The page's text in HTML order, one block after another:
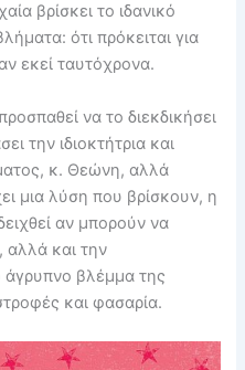
βρίσκει το ιδανικό
ότι πρόκειται για
εκεί ταυτόχρονα.
να το διεκδικήσει
την ιδιοκτήτρια και
κ. Θεώνη, αλλά
μια λύση που βρίσκουν, η
αν μπορούν να
αλλά και την
άγρυπνο βλέμμα της
και φασαρία.